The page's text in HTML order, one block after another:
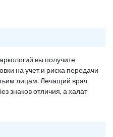
вы получите
на учет и риска передачи
лицам. Лечащий врач
знаков отличия, а халат